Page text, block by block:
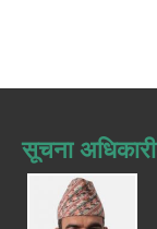
सूचना अधिकारी